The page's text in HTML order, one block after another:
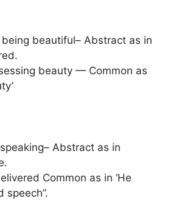
beautiful– Abstract as in
beauty — Common as
Abstract as in
Common as in ‘He
speech”.